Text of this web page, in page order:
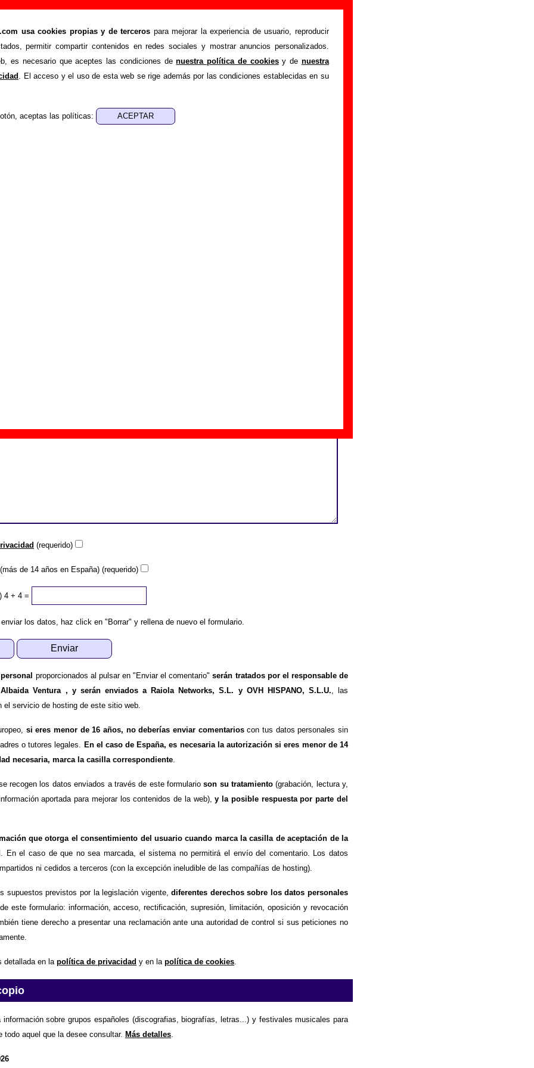
usa cookies propias y de terceros para mejorar la experiencia de usuario, reproducir
permitir compartir contenidos en redes sociales y mostrar anuncios personalizados.
es necesario que aceptes las condiciones denuestra política de cookiesy denuestra
. El acceso y el uso de esta web se rige además por las condiciones establecidas en su
aceptas las políticas:
o corregir información
> Añadir
adicional, puedes enviar nueva información o corregir la existente mediante el
o escribiendo un e-mail a guialven@musicoscopio.com.Gracias por tu
(requerido)
de 14 años en España) (requerido)
4 + 4 =
los datos, haz click en "Borrar" y rellena de nuevo el formulario.
proporcionados al pulsar en "Enviar el comentario"serán tratados por el responsable de
Ventura , y serán enviados a Raiola Networks, S.L. y OVH HISPANO, S.L.U. , las
el servicio de hosting de este sitio web.
si eres menor de 16 años, no deberías enviar comentarioscon tus datos personales sin
o tutores legales.
En el caso de España, es necesaria la autorización si eres menor de 14
necesaria, marca la casilla correspondiente
recogen los datos enviados a través de este formularioson su tratamiento(grabación, lectura y,
aportada para mejorar los contenidos de la web),y la posible respuesta por parte del
que otorga el consentimiento del usuario cuando marca la casilla de aceptación de la
. En el caso de que no sea marcada, el sistema no permitirá el envío del comentario. Los datos
ni cedidos a terceros (con la excepción ineludible de las compañías de hosting).
supuestos previstos por la legislación vigente,diferentes derechos sobre los datos personales
este formulario: información, acceso, rectificación, supresión, limitación, oposición y revocación
tiene derecho a presentar una reclamación ante una autoridad de control si sus peticiones no
detallada en la política de privacidad y en la política de cookies
información sobre grupos españoles (discografias, biografías, letras...) y festivales musicales para
todo aquel que la desee consultar. Más detalles.